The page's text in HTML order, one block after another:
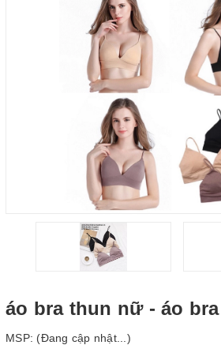
áo bra thun nữ - áo
MSP: (Đang cập nhật...)